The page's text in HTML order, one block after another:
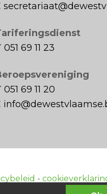
051 69 11 23
051 69 11 20
-